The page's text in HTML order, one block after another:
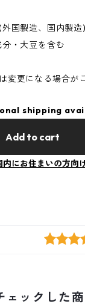
国製造、国内製
・大豆を含む
更になる場合が
shipping
Add to cart
内にお住まいの方向
ェックした